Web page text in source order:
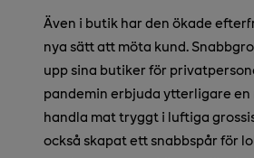
Även i butik har den ökade
nya sätt att möta kund.
upp sina butiker för
pandemin erbjuda ytterligare
handla mat tryggt i luftiga
också skapat ett snabbspår för